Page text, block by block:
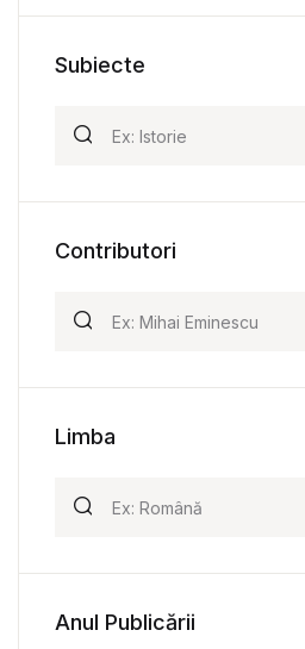
Subiecte
Contributori
Limba
Anul Publicării